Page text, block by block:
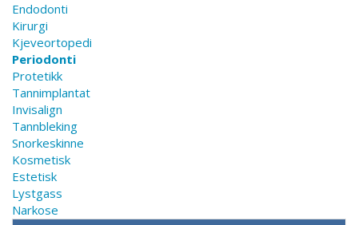
Endodonti
Kirurgi
Kjeveortopedi
Periodonti
Protetikk
Tannimplantat
Invisalign
Tannbleking
Snorkeskinne
Kosmetisk
Estetisk
Lystgass
Narkose